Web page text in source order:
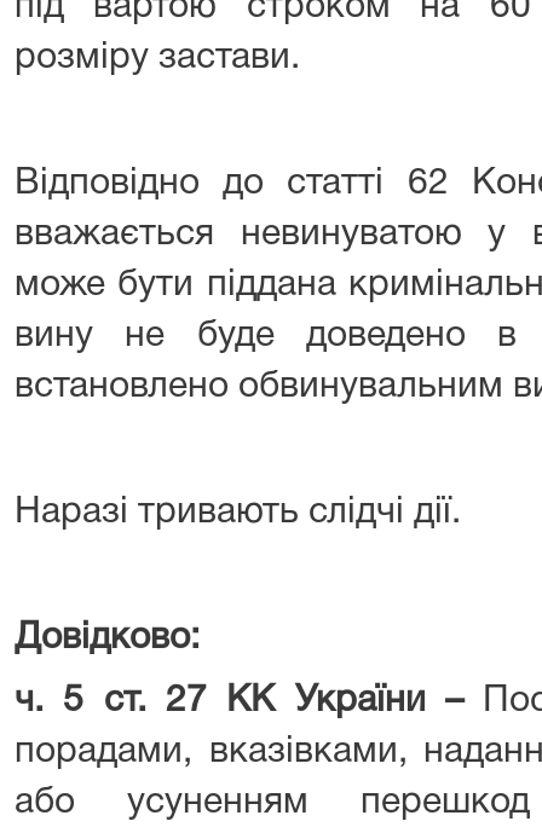
під вартою строком на 60
розміру застави.
Відповідно до статті 62
вважається невинуватою у
може бути піддана
вину не буде доведено в
встановлено обвинувальним
Наразі тривають слідчі дії.
Довідково:
ч. 5 ст. 27 КК України –
порадами, вказівками,
або усуненням